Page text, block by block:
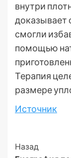
внутри
доказывает
смогли
помощью
Терапия
размере
Источник
Post
Назад